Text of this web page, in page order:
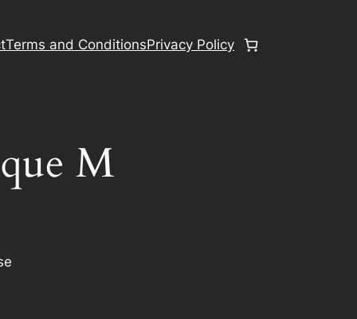
Terms and ConditionsPrivacy Policy
M